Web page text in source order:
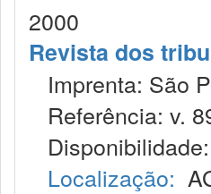
2000
Revista dos
Imprenta: São
Referência: v.
Disponibilidade:
Localização: